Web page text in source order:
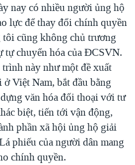
nay có nhiều người ủng hộ
lực để thay đổi chính quyền
cũng không chủ trương
tự chuyển hóa của ĐCSVN.
này như một đề xuất
Việt Nam, bắt đầu bằng
văn hóa đối thoại với tư
biệt, tiến tới vận động,
phần xã hội ủng hộ giải
phiếu của người dân mang
chính quyền.